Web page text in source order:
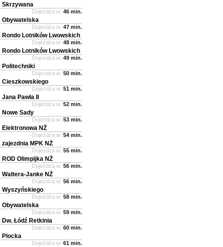
Skrzywana
Dojeżdża w: 46 min.
Obywatelska
Dojeżdża w: 47 min.
Rondo Lotników Lwowskich
Dojeżdża w: 48 min.
Rondo Lotników Lwowskich
Dojeżdża w: 49 min.
Politechniki
Dojeżdża w: 50 min.
Cieszkowskiego
Dojeżdża w: 51 min.
Jana Pawła II
Dojeżdża w: 52 min.
Nowe Sady
Dojeżdża w: 53 min.
Elektronowa NŻ
Dojeżdża w: 54 min.
zajezdnia MPK NŻ
Dojeżdża w: 55 min.
ROD Olimpijka NŻ
Dojeżdża w: 56 min.
Waltera-Janke NŻ
Dojeżdża w: 56 min.
Wyszyńskiego
Dojeżdża w: 58 min.
Obywatelska
Dojeżdża w: 59 min.
Dw. Łódź Retkinia
Dojeżdża w: 60 min.
Plocka
Dojeżdża w: 61 min.